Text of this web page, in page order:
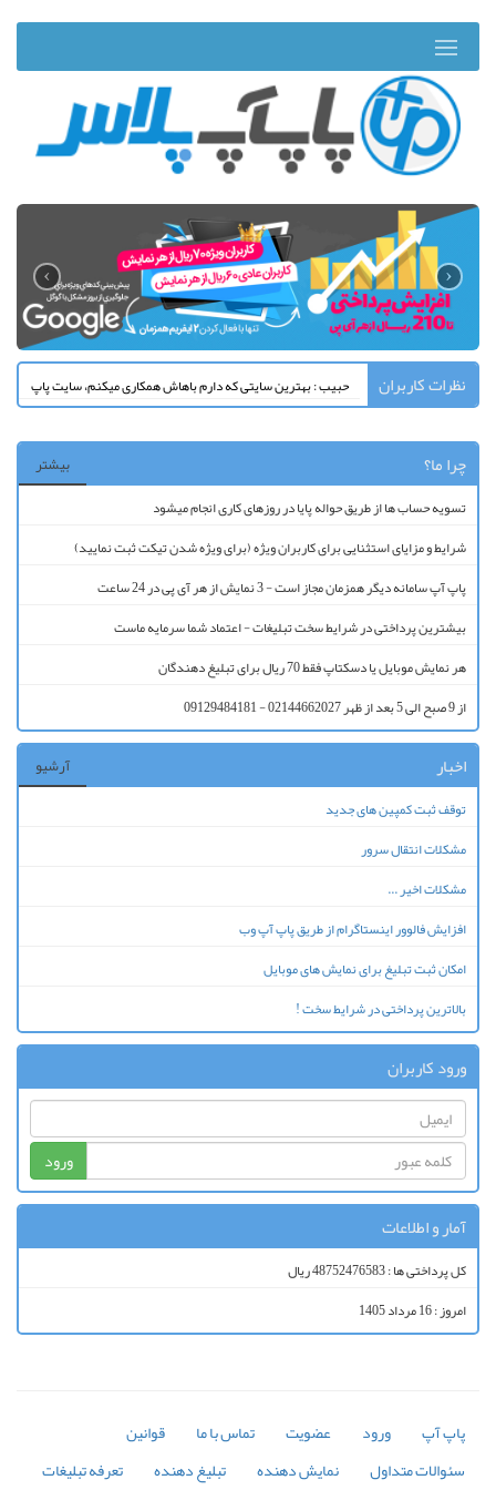
‹
›
نظرات کاربران
حبیب : بهترین سایتی که دارم باهاش همکاری میکنم، سایت پاپ
چرا ما؟ بیشتر
تسویه حساب ها از طریق حواله پایا در روزهای کاری انجام میشود
شرایط و مزایای استثنایی برای کاربران ویژه (برای ویژه شدن تیکت ثبت نمایید)
پاپ آپ سامانه دیگر همزمان مجاز است - 3 نمایش از هر آی پی در 24 ساعت
بیشترین پرداختی در شرایط سخت تبلیغات - اعتماد شما سرمایه ماست
هر نمایش موبایل یا دسکتاپ فقط 70 ریال برای تبلیغ دهندگان
از 9 صبح الی 5 بعد از ظهر 02144662027 - 09129484181
اخبار آرشیو
توقف ثبت کمپین های جدید
مشکلات انتقال سرور
مشکلات اخیر ...
افزایش فالوور اینستاگرام از طریق پاپ آپ وب
امکان ثبت تبلیغ برای نمایش های موبایل
بالاترین پرداختی در شرایط سخت !
ورود کاربران
ورود
آمار و اطلاعات
کل پرداختی ها : 48752476583 ریال
امروز : 16 مرداد 1405
پاپ آپ ورود عضویت تماس با ما
قوانین
سئوالات متداول
نمایش دهنده تبلیغ دهنده تعرفه تبلیغات